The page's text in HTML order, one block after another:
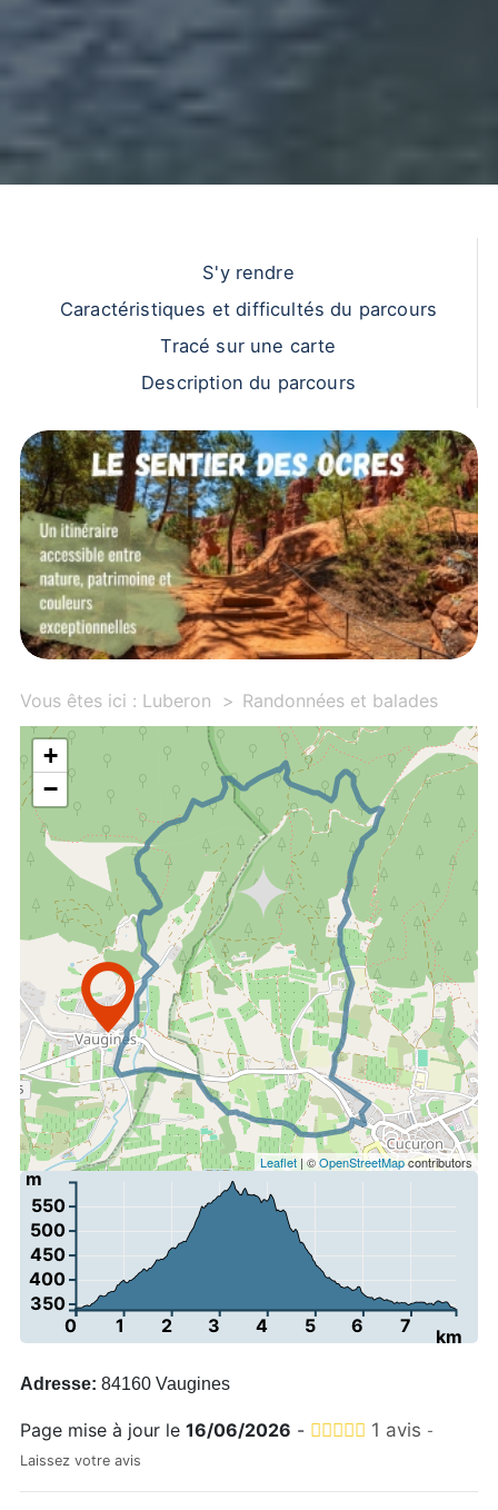
S'y rendre
Caractéristiques et difficultés du parcours
Tracé sur une carte
Description du parcours
Vous êtes ici : Luberon Randonnées et balades
+
−
Leaflet| ©OpenStreetMapcontributors
0 1 2 3 4 5 6 7 km
350
400
450
500
550
m
Adresse: 84160 Vaugines
Page mise à jour le 16/06/2026 - 1 avis -
Laissez votre avis